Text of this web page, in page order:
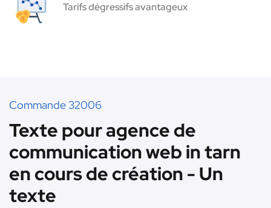
Tarifs dégressifs avantageux
Commande 32006
Texte pour agence de
communication web in tarn
en cours de création - Un
texte